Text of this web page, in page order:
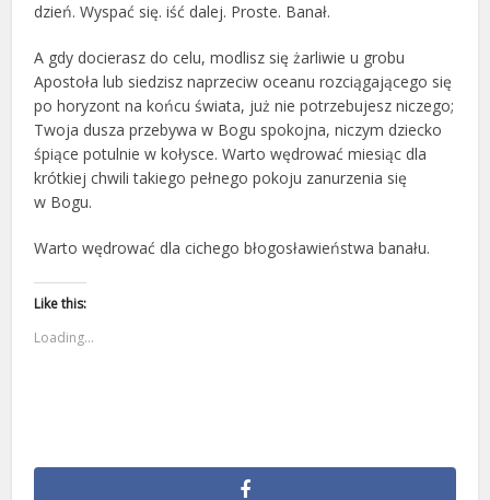
dzień. Wyspać się. iść dalej. Proste. Banał.
A gdy docierasz do celu, modlisz się żarliwie u grobu
Apostoła lub siedzisz naprzeciw oceanu rozciągającego się
po horyzont na końcu świata, już nie potrzebujesz niczego;
Twoja dusza przebywa w Bogu spokojna, niczym dziecko
śpiące potulnie w kołysce. Warto wędrować miesiąc dla
krótkiej chwili takiego pełnego pokoju zanurzenia się
w Bogu.
Warto wędrować dla cichego błogosławieństwa banału.
Like this:
Loading...